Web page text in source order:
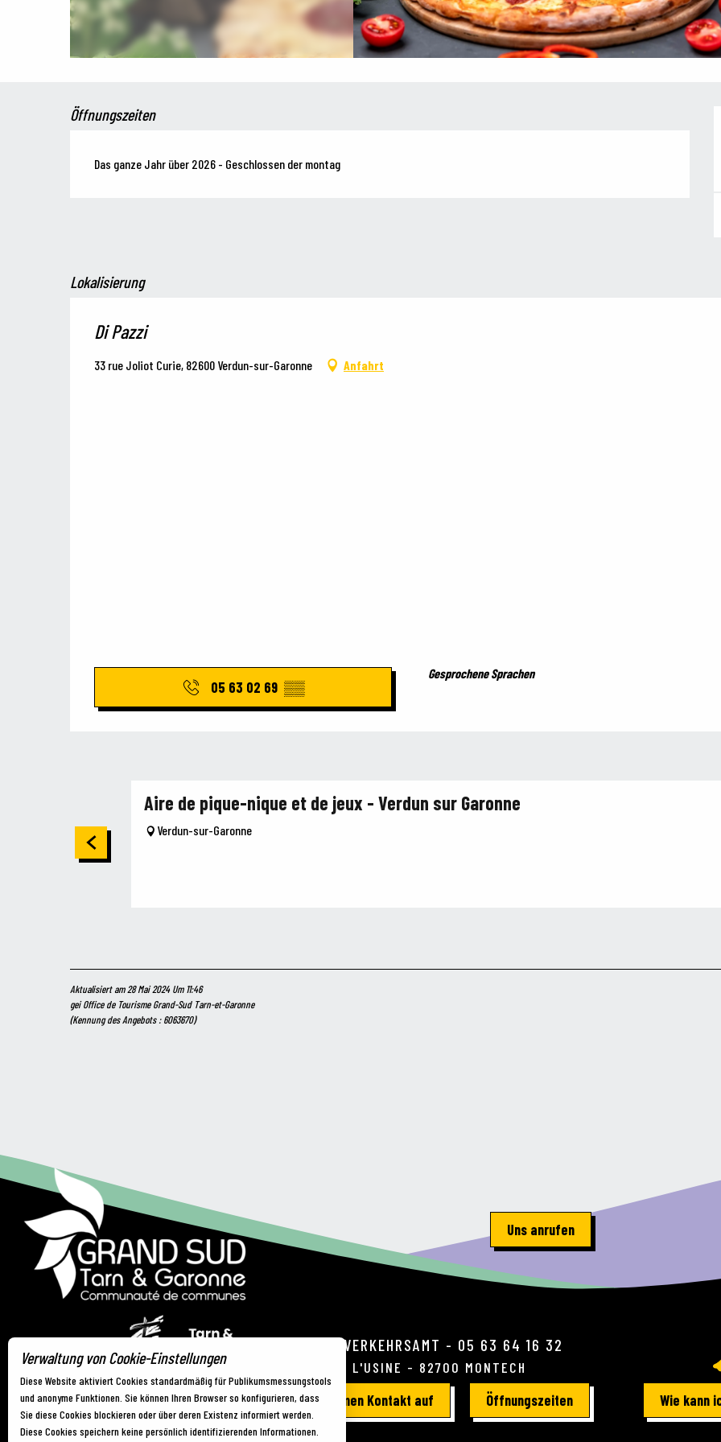
Öffnungszeiten
Das ganze Jahr über 2026 - Geschlossen der montag
Lokalisierung
Di Pazzi
33 rue Joliot Curie, 82600 Verdun-sur-Garonne Anfahrt
05 63 02 69 ▒▒
Gesprochene Sprachen
Gesprochene Sprachen
Aire de pique-nique et de jeux - Verdun sur Garonne
Verdun-sur-Garonne
Aktualisiert am 28 Mai 2024 Um 11:46
gei Office de Tourisme Grand-Sud Tarn-et-Garonne
(Kennung des Angebots :6063670)
Uns anrufen
FREMDENVERKEHRSAMT - 05 63 64 16 32
21 RUE DE L'USINE - 82700 MONTECH
Wir nehmen Kontakt auf
Öffnungszeiten Wie kann
Verwaltung von Cookie-Einstellungen
Diese Website aktiviert Cookies standardmäßig für Publikumsmessungstools
und anonyme Funktionen. Sie können Ihren Browser so konfigurieren, dass
Sie diese Cookies blockieren oder über deren Existenz informiert werden.
Diese Cookies speichern keine persönlich identifizierenden Informationen.